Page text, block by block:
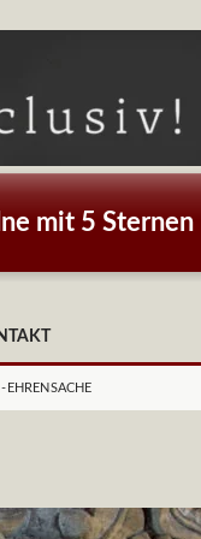
mit 5 Sternen